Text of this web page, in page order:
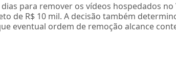
para remover os vídeos hospedados
de R$ 10 mil. A decisão também
eventual ordem de remoção alcance